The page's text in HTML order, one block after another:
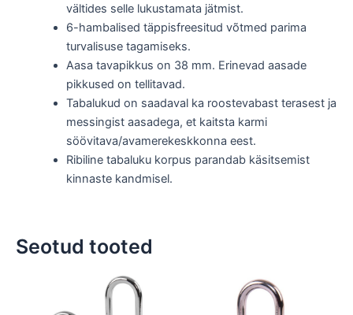
vältides selle lukustamata jätmist.
6-hambalised täppisfreesitud võtmed parima
turvalisuse tagamiseks.
Aasa tavapikkus on 38 mm. Erinevad aasade
pikkused on tellitavad.
Tabalukud on saadaval ka roostevabast terasest ja
messingist aasadega, et kaitsta karmi
söövitava/avamerekeskkonna eest.
Ribiline tabaluku korpus parandab käsitsemist
kinnaste kandmisel.
Seotud tooted